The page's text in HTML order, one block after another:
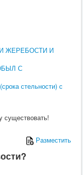
ЖЕРЕБОСТИ И
С
стельности) с
существовать!
Разместить